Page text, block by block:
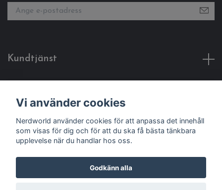
Kundtjänst
Sociala medier
Vi använder cookies
Nerdworld använder cookies för att anpassa det innehåll
som visas för dig och för att du ska få bästa tänkbara
upplevelse när du handlar hos oss.
Godkänn alla